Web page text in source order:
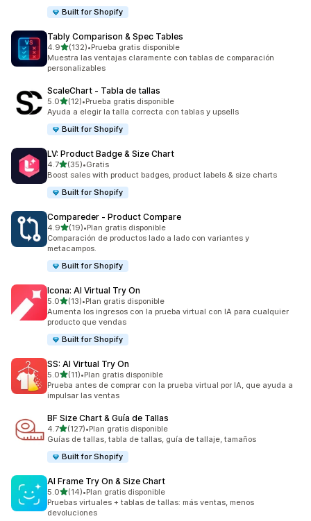
Built for Shopify
Tably Comparison & Spec Tables
4.9de 5 estrellas
(132)
132 reseñas en total
•Prueba gratis disponible
Muestra las ventajas claramente con tablas de comparación
personalizables
ScaleChart ‑ Tabla de tallas
5.0de 5 estrellas
(12)
12 reseñas en total
•Prueba gratis disponible
Ayuda a elegir la talla correcta con tablas y upsells
Built for Shopify
LV: Product Badge & Size Chart
4.7de 5 estrellas
(35)
35 reseñas en total
•Gratis
Boost sales with product badges, product labels & size charts
Built for Shopify
Compareder ‑ Product Compare
4.9de 5 estrellas
(19)
19 reseñas en total
•Plan gratis disponible
Comparación de productos lado a lado con variantes y
metacampos.
Built for Shopify
Icona: AI Virtual Try On
5.0de 5 estrellas
(13)
13 reseñas en total
•Plan gratis disponible
Aumenta los ingresos con la prueba virtual con IA para cualquier
producto que vendas
Built for Shopify
SS: AI Virtual Try On
5.0de 5 estrellas
(11)
11 reseñas en total
•Plan gratis disponible
Prueba antes de comprar con la prueba virtual por IA, que ayuda a
impulsar las ventas
BF Size Chart & Guía de Tallas
4.7de 5 estrellas
(127)
127 reseñas en total
•Plan gratis disponible
Guías de tallas, tabla de tallas, guía de tallaje, tamaños
Built for Shopify
AI Frame Try On & Size Chart
5.0de 5 estrellas
(14)
14 reseñas en total
•Plan gratis disponible
Pruebas virtuales + tablas de tallas: más ventas, menos
devoluciones